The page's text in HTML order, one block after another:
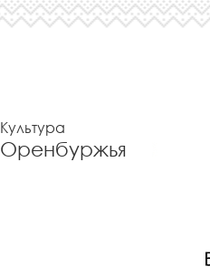
Культура
Оренбуржья